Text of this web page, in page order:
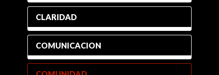
CLARIDAD
COMUNICACION